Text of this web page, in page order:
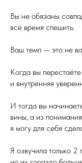
Вы не обязаны
всё время спешить.
Ваш темп — это не
Когда вы
и внутренняя
И тогда вы
вины, а из
я могу для себя
Я озвучила только